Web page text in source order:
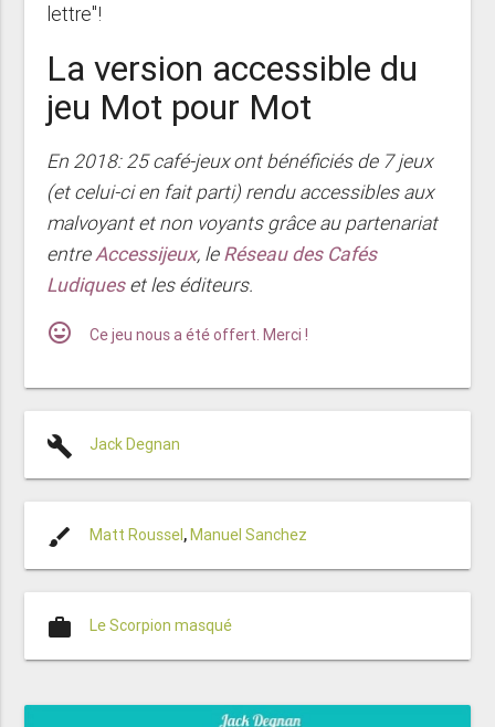
lettre"!
La version accessible du
jeu Mot pour Mot
En 2018: 25 café-jeux ont bénéficiés de 7 jeux
(et celui-ci en fait parti) rendu accessibles aux
malvoyant et non voyants grâce au partenariat
entreAccessijeux, leRéseau des Cafés
Ludiqueset les éditeurs.
mood Ce jeu nous a été offert. Merci !
build Jack Degnan
brush Matt Roussel,Manuel Sanchez
work Le Scorpion masqué